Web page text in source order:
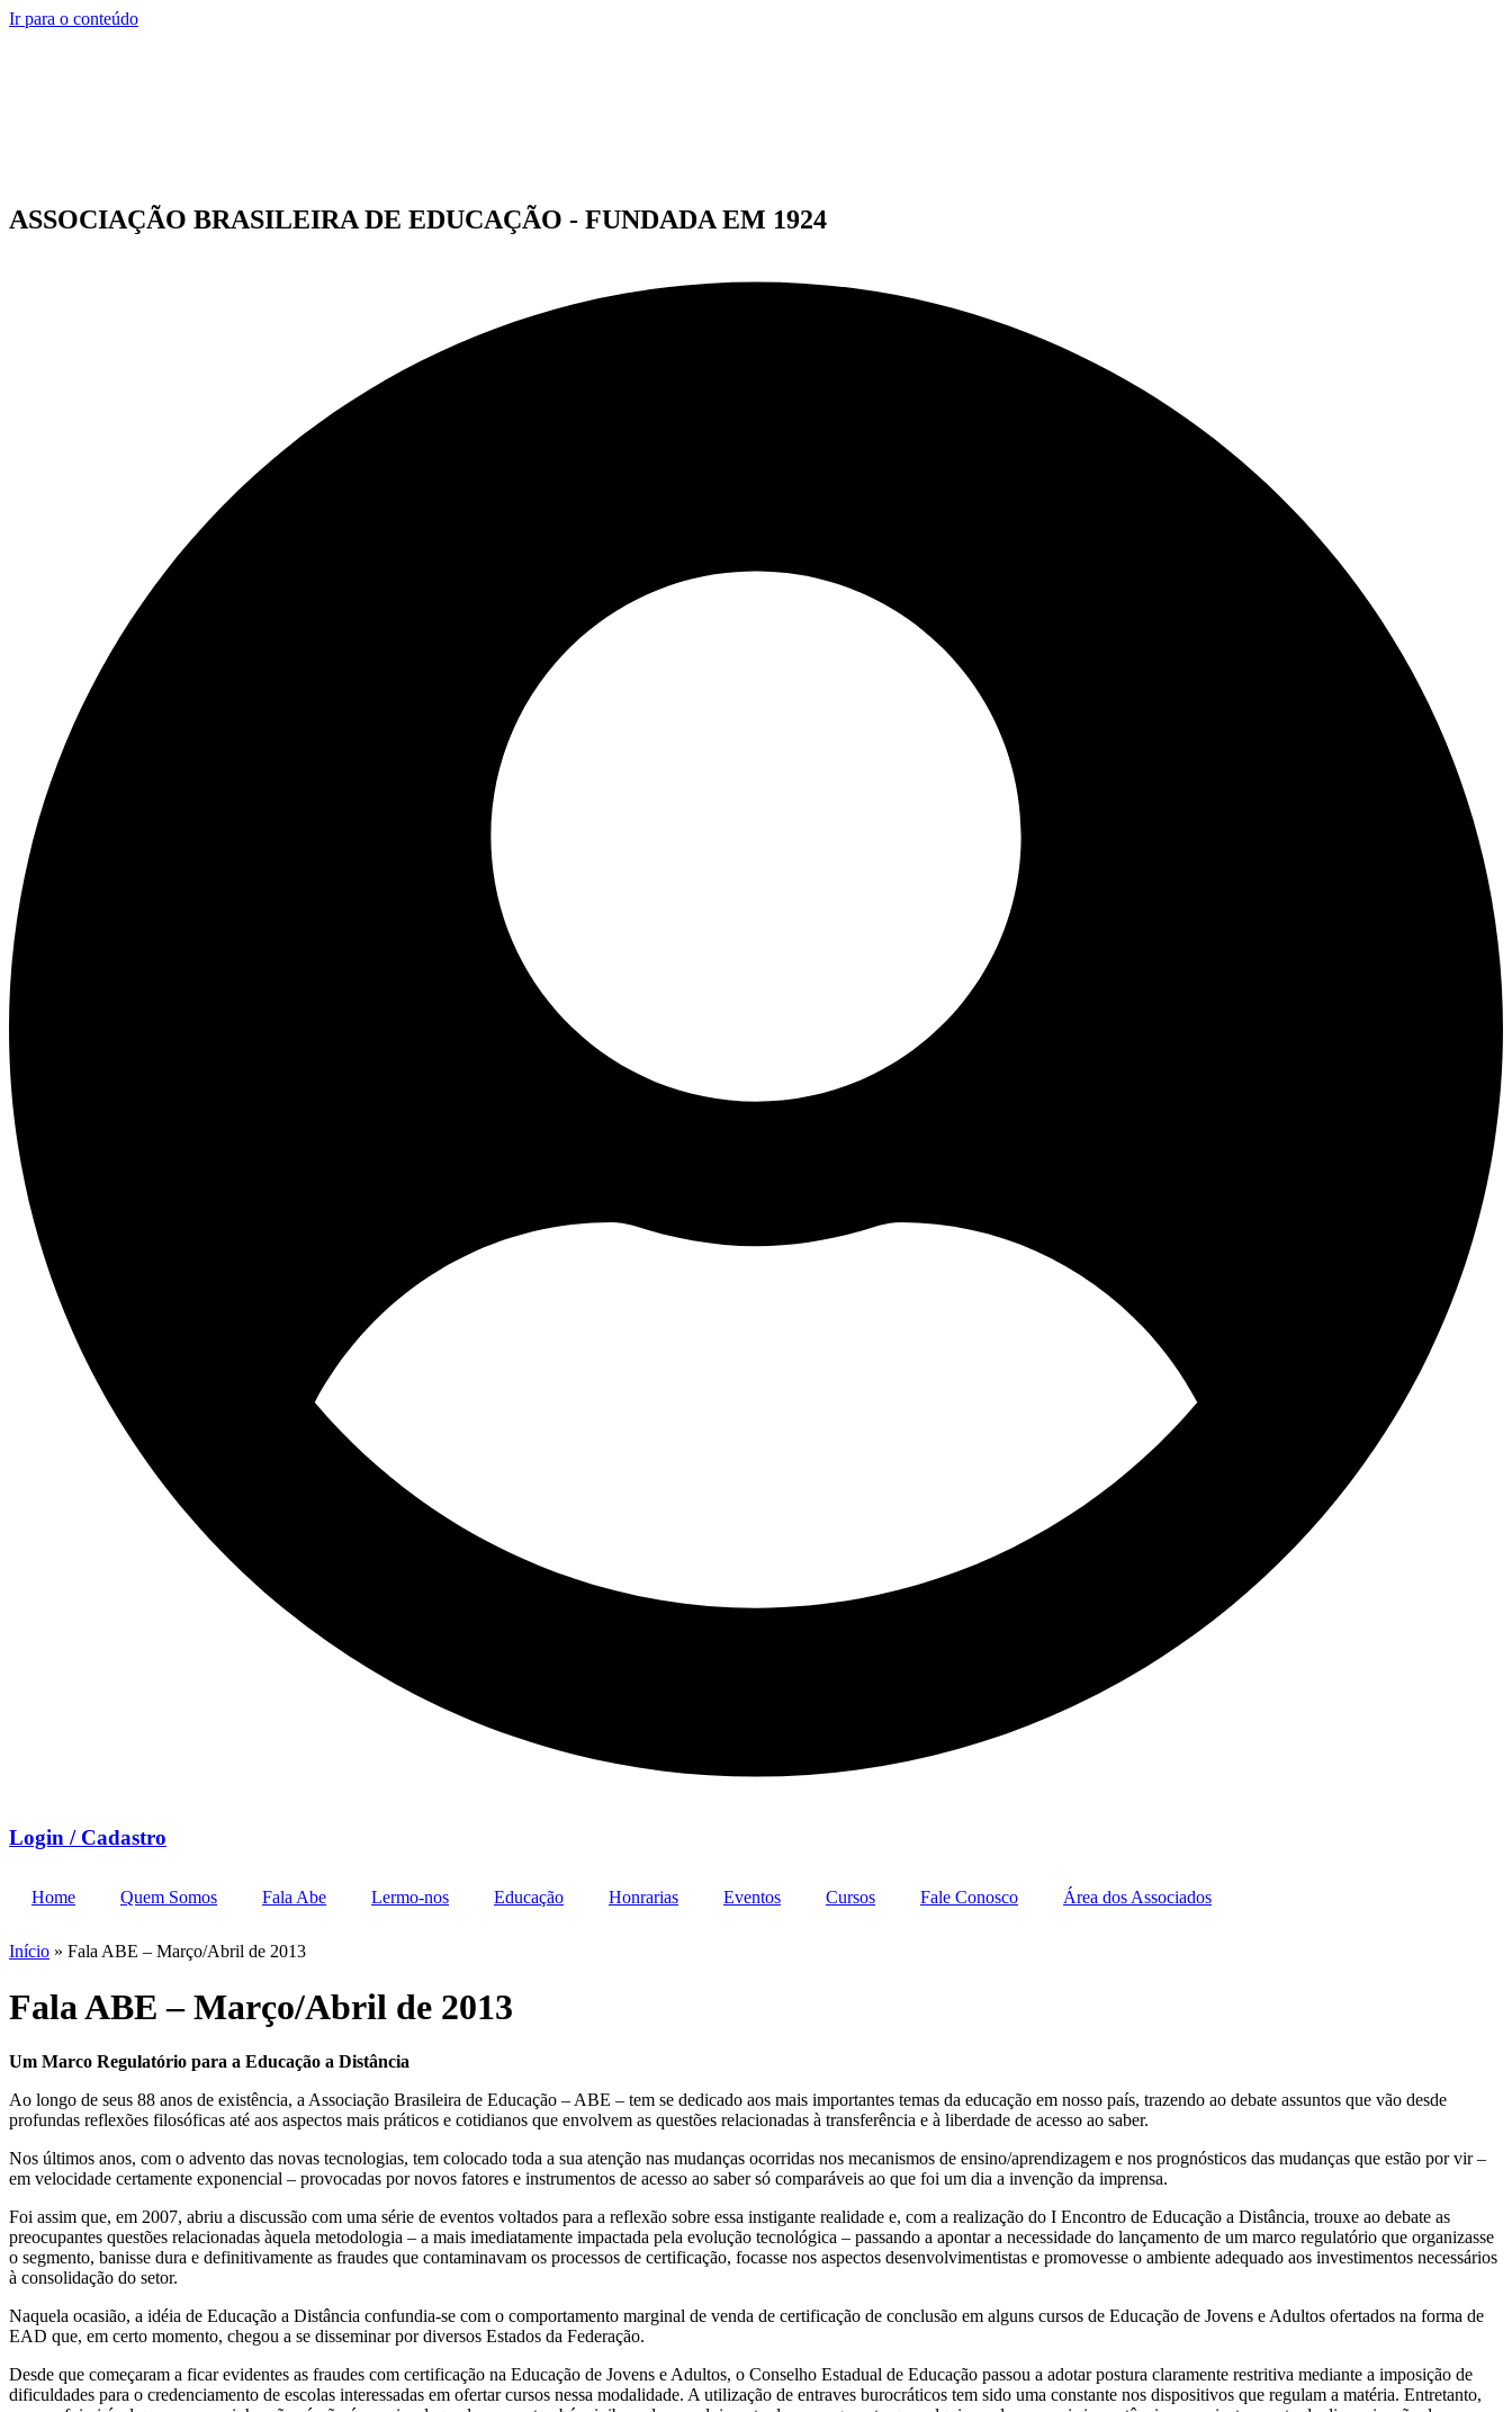
Ir para o conteúdo
ASSOCIAÇÃO BRASILEIRA DE EDUCAÇÃO - FUNDADA EM 1924
Login / Cadastro
Home Quem Somos Fala Abe Lermo-nos Educação Honrarias Eventos Cursos Fale Conosco Área dos Associados
Início » Fala ABE – Março/Abril de 2013
Fala ABE – Março/Abril de 2013
Um Marco Regulatório para a Educação a Distância
Ao longo de seus 88 anos de existência, a Associação Brasileira de Educação – ABE – tem se dedicado aos mais importantes temas da educação em nosso país, trazendo ao debate assuntos que vão desde
profundas reflexões filosóficas até aos aspectos mais práticos e cotidianos que envolvem as questões relacionadas à transferência e à liberdade de acesso ao saber.
Nos últimos anos, com o advento das novas tecnologias, tem colocado toda a sua atenção nas mudanças ocorridas nos mecanismos de ensino/aprendizagem e nos prognósticos das mudanças que estão por vir –
em velocidade certamente exponencial – provocadas por novos fatores e instrumentos de acesso ao saber só comparáveis ao que foi um dia a invenção da imprensa.
Foi assim que, em 2007, abriu a discussão com uma série de eventos voltados para a reflexão sobre essa instigante realidade e, com a realização do I Encontro de Educação a Distância, trouxe ao debate as
preocupantes questões relacionadas àquela metodologia – a mais imediatamente impactada pela evolução tecnológica – passando a apontar a necessidade do lançamento de um marco regulatório que organizasse
o segmento, banisse dura e definitivamente as fraudes que contaminavam os processos de certificação, focasse nos aspectos desenvolvimentistas e promovesse o ambiente adequado aos investimentos necessários
à consolidação do setor.
Naquela ocasião, a idéia de Educação a Distância confundia-se com o comportamento marginal de venda de certificação de conclusão em alguns cursos de Educação de Jovens e Adultos ofertados na forma de
EAD que, em certo momento, chegou a se disseminar por diversos Estados da Federação.
Desde que começaram a ficar evidentes as fraudes com certificação na Educação de Jovens e Adultos, o Conselho Estadual de Educação passou a adotar postura claramente restritiva mediante a imposição de
dificuldades para o credenciamento de escolas interessadas em ofertar cursos nessa modalidade. A utilização de entraves burocráticos tem sido uma constante nos dispositivos que regulam a matéria. Entretanto,